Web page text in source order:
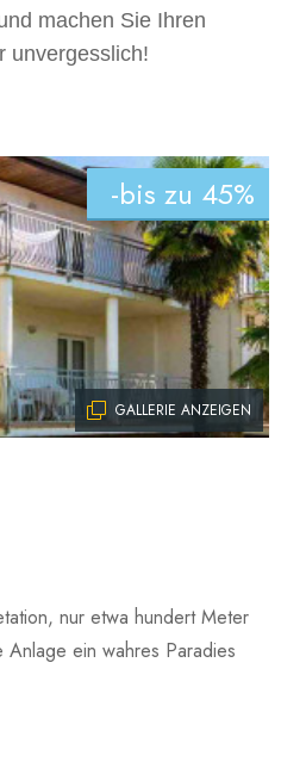
machen Sie Ihren
unvergesslich!
-bis zu 45%
GALLERIE ANZEIGEN
nur etwa hundert Meter
ein wahres Paradies